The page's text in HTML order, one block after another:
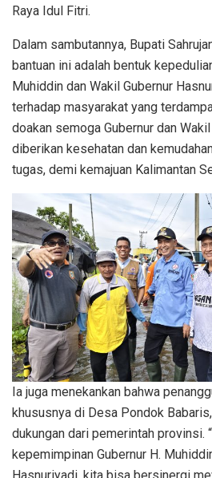
Raya Idul Fitri.
Dalam sambutannya, Bupati
bantuan ini adalah bentuk
Muhiddin dan Wakil Gubernur
terhadap masyarakat yang
doakan semoga Gubernur dan
diberikan kesehatan dan
tugas, demi kemajuan Kalimantan
Ia juga menekankan bahwa
khususnya di Desa Pondok
dukungan dari pemerintah provinsi.
kepemimpinan Gubernur H.